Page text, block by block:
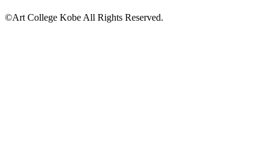
©Art College Kobe All Rights Reserved.